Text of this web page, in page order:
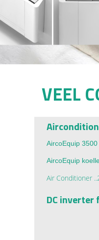
VEEL
AircoEquip
AircoEquip
Air Conditioner
DC inverter